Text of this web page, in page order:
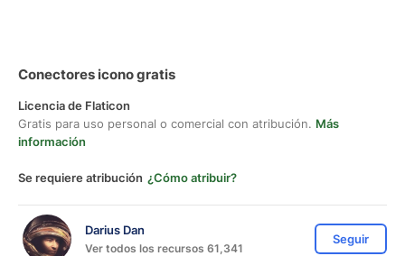
Conectores icono gratis
Licencia de Flaticon
Gratis para uso personal o comercial con atribución. Más
información
Se requiere atribución ¿Cómo atribuir?
Darius Dan
Ver todos los recursos 61,341
Seguir